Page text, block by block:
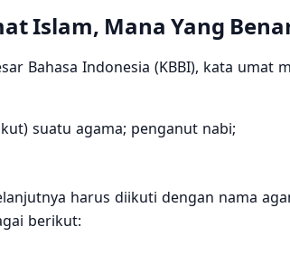
Islam, Mana Yang
Bahasa Indonesia (KBBI), kata umat
suatu agama; penganut nabi;
harus diikuti dengan nama
berikut: